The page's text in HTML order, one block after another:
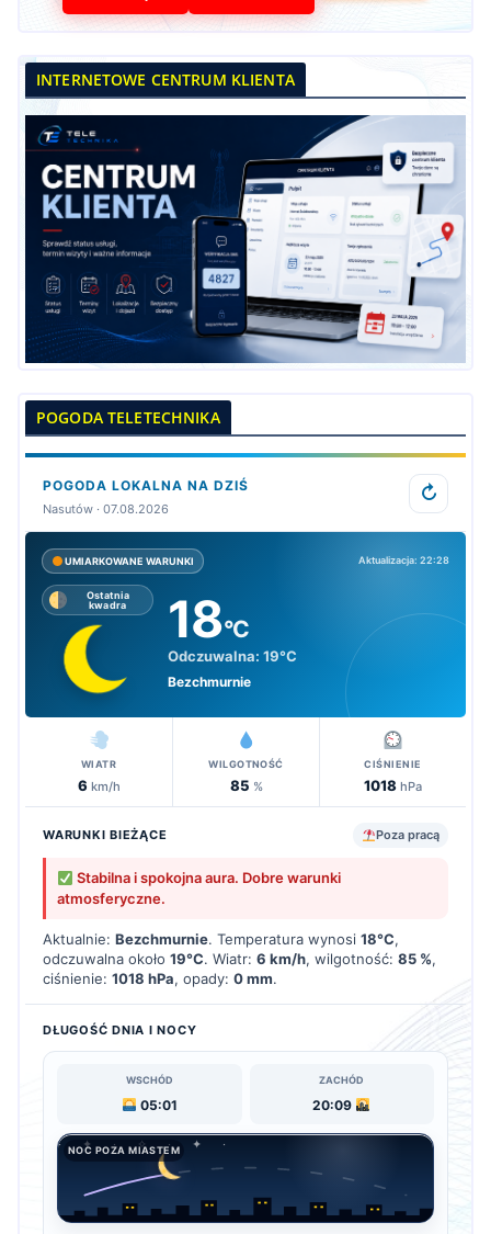
INTERNETOWE CENTRUM KLIENTA
POGODA TELETECHNIKA
POGODA LOKALNA NA DZIŚ
Nasutów · 07.08.2026
↻
UMIARKOWANE WARUNKI Aktualizacja: 22:28
Ostatnia
kwadra
18°C
Odczuwalna: 19°C
Bezchmurnie
WIATR
6 km/h
WILGOTNOŚĆ
85 %
CIŚNIENIE
1018 hPa
WARUNKI BIEŻĄCE Poza pracą
Stabilna i spokojna aura. Dobre warunki
atmosferyczne.
Aktualnie: Bezchmurnie. Temperatura wynosi 18°C,
odczuwalna około 19°C. Wiatr: 6 km/h, wilgotność: 85 %,
ciśnienie: 1018 hPa, opady: 0 mm.
DŁUGOŚĆ DNIA I NOCY
WSCHÓD
05:01
ZACHÓD
20:09
NOC POZA MIASTEM